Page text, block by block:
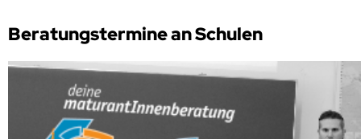
Beratungstermine an Schulen